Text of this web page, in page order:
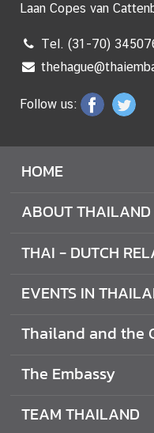
L
A
O
N
T
H
E
M
A
S
T
E
Laan Copes van
Tel. (31-70)
Follow us:
HOME
ABOUT THAILAND
THAI - DUTCH
EVENTS IN
Thailand and the
The Embassy
TEAM THAILAND